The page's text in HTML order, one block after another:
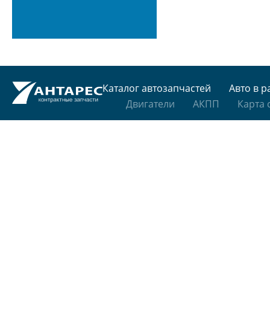
Каталог автозапчастей
Авто в
Двигатели
АКПП Карта